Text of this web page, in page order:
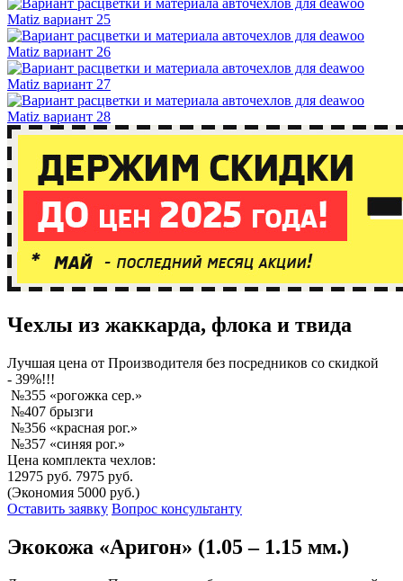
Чехлы из жаккарда, флока и твида
Лучшая цена от Производителя без посредников со скидкой
- 39%!!!
№355 «рогожка сер.»
№407 брызги
№356 «красная рог.»
№357 «синяя рог.»
Цена комплекта чехлов:
12975 руб. 7975 руб.
(Экономия 5000 руб.)
Оставить заявку Вопрос консультанту
Экокожа «Аригон» (1.05 – 1.15 мм.)